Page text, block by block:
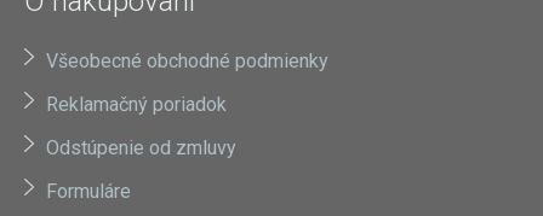
Všeobecné obchodné podmienky
Reklamačný poriadok
Odstúpenie od zmluvy
Formuláre